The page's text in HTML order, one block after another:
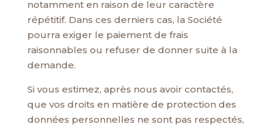
notamment en raison de leur caractère
répétitif. Dans ces derniers cas, la Société
pourra exiger le paiement de frais
raisonnables ou refuser de donner suite à la
demande.
Si vous estimez, après nous avoir contactés,
que vos droits en matière de protection des
données personnelles ne sont pas respectés,